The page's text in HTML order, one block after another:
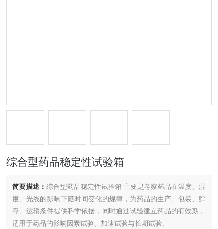
综合型药品稳定性试验箱
简要描述：综合型药品稳定性试验箱 主要是考察药品在温度、湿
度、光线的影响下随时间变化的规律，为药品的生产、包装、贮
存、运输条件提供科学依据，同时通过试验建立药品的有效期，
适用于药品的影响因素试验、加速试验与长期试验。